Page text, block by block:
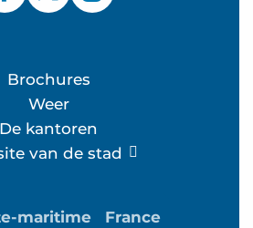
Brochures
Weer
De kantoren
van de stad
maritime France